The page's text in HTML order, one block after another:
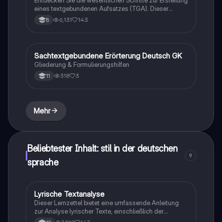
eines textgebundenen Aufsatzes (TGA). Dieser
Leitfaden umfasst die Aufgabenstellung, Textanalyse,
Inhaltszusammenfassung, Layoutuntersuchung und
8 6,131 143
Deutsch
Sachtextgebundene Erörterung Deutsch GK
Gliederung & Formulierungshilfen
11 318 3
Mehr
Beliebtester Inhalt: stil in der deutschen
sprache
9
Deutsch
Lyrische Textanalyse
Dieser Lernzettel bietet eine umfassende Anleitung
zur Analyse lyrischer Texte, einschließlich der
Untersuchung von Metrum, Reimschema und